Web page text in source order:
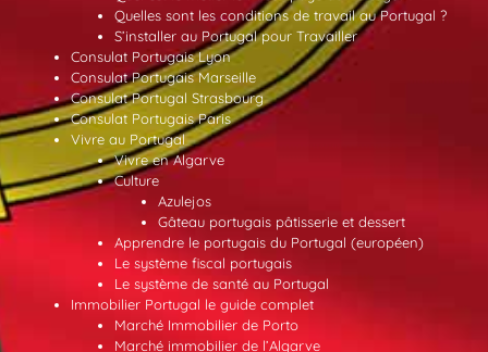
Quelles sont les conditions de travail au Portugal ?
S’installer au Portugal pour Travailler
Consulat Portugais Lyon
Consulat Portugais Marseille
Consulat Portugal Strasbourg
Consulat Portugais Paris
Vivre au Portugal
Vivre en Algarve
Culture
Azulejos
Gâteau portugais pâtisserie et dessert
Apprendre le portugais du Portugal (européen)
Le système fiscal portugais
Le système de santé au Portugal
Immobilier Portugal le guide complet
Marché Immobilier de Porto
Marché immobilier de l’Algarve